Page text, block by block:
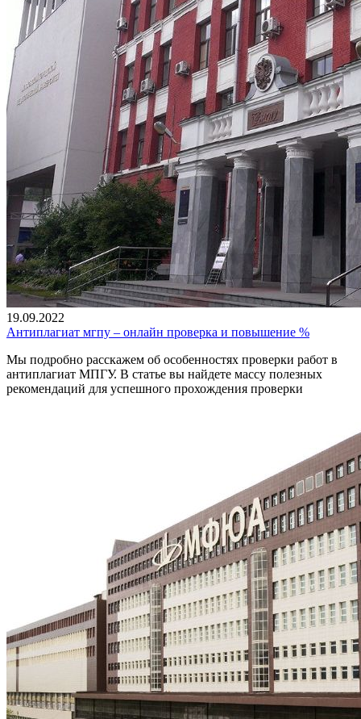
19.09.2022
Антиплагиат мгпу – онлайн проверка и повышение %
Мы подробно расскажем об особенностях проверки работ в
антиплагиат МПГУ. В статье вы найдете массу полезных
рекомендаций для успешного прохождения проверки